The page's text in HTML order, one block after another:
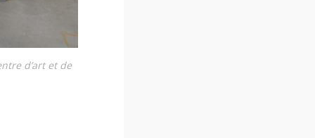
d’art et de